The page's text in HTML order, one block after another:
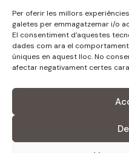
Per oferir les millors
galetes per emmagatzemar i/o
El consentiment d'aquestes
dades com ara el
úniques en aquest lloc. No
afectar negativament certes
Programa de kits
Generation del